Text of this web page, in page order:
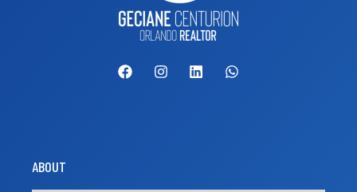
ABOUT